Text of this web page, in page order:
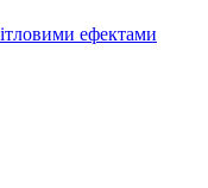
ефектами